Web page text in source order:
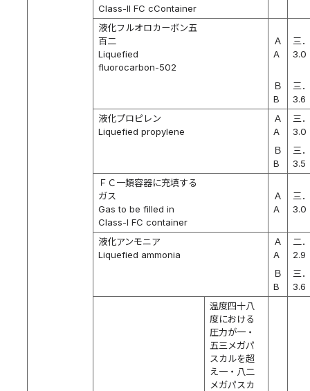
Class-II FC cContainer
液化フルオロカーボン五
百二
Liquefied
fluorocarbon-502
Ａ
A
三
3.0
Ｂ
B
三
3.6
液化プロピレン
Liquefied propylene
Ａ
A
三
3.0
Ｂ
B
三
3.5
ＦＣ一類容器に充填する
ガス
Gas to be filled in
Class-I FC container
Ａ
A
三
3.0
液化アンモニア
Liquefied ammonia
Ａ
A
二
2.9
Ｂ
B
三
3.6
温度四十八
度における
圧力が一・
五三メガパ
スカルを超
え一・八二
メガパスカ